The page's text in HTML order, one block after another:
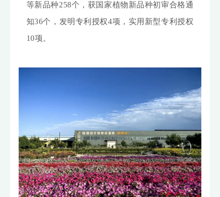
等新品种258个，获国家植物新品种初审合格通
知36个，发明专利授权4项，实用新型专利授权
10项。